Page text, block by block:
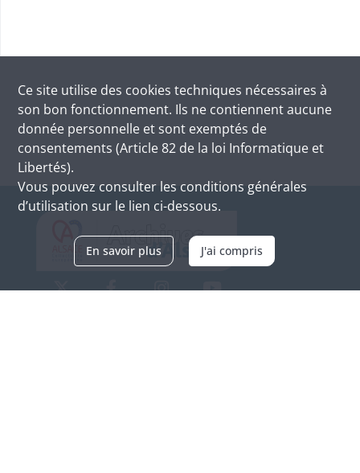
Ce site utilise des cookies techniques nécessaires à
son bon fonctionnement. Ils ne contiennent aucune
donnée personnelle et sont exemptés de
consentements (Article 82 de la loi Informatique et
Libertés).
Vous pouvez consulter les conditions générales
d’utilisation sur le lien ci-dessous.
En savoir plus J'ai compris